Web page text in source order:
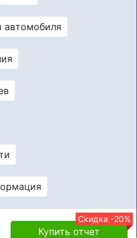
автомобиля
Скидка -20%
Купить отчет